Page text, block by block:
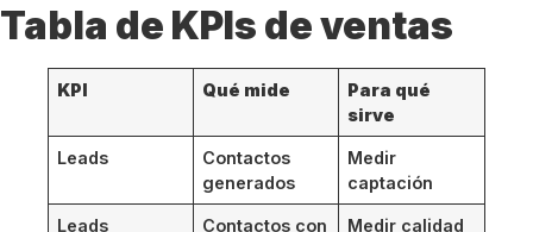
Tabla de KPIs de ventas
KPI Qué mide
Para qué
sirve
Leads
Contactos
generados
Medir
captación
Leads
Contactos con
Medir calidad